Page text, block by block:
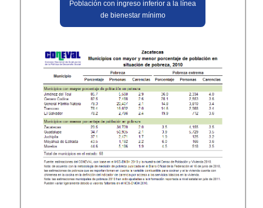
Población con ingreso inferior a la línea
de bienestar mínimo